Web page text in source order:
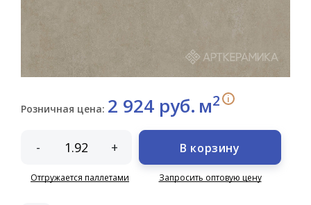
Розничная цена: 2 924 руб. м2 i
- +
Отгружается паллетами
В корзину
Запросить оптовую цену